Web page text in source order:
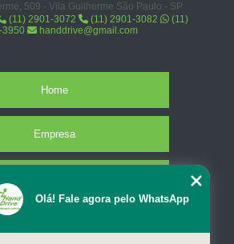
509 - Vila Guilherme São Paulo - SP
(11) 2901-3072 (11) 2901-3082
(11)
3950
handdrive@gmail.com
Home
Empresa
Olá! Fale agora pelo WhatsApp